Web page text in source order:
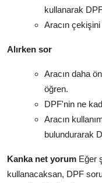
kullanarak
Aracın
Alırken sor
Aracın daha
öğren.
DPF'nin ne
Aracın
bulundurarak
Kanka net yorum Eğer
kullanacaksan, DPF